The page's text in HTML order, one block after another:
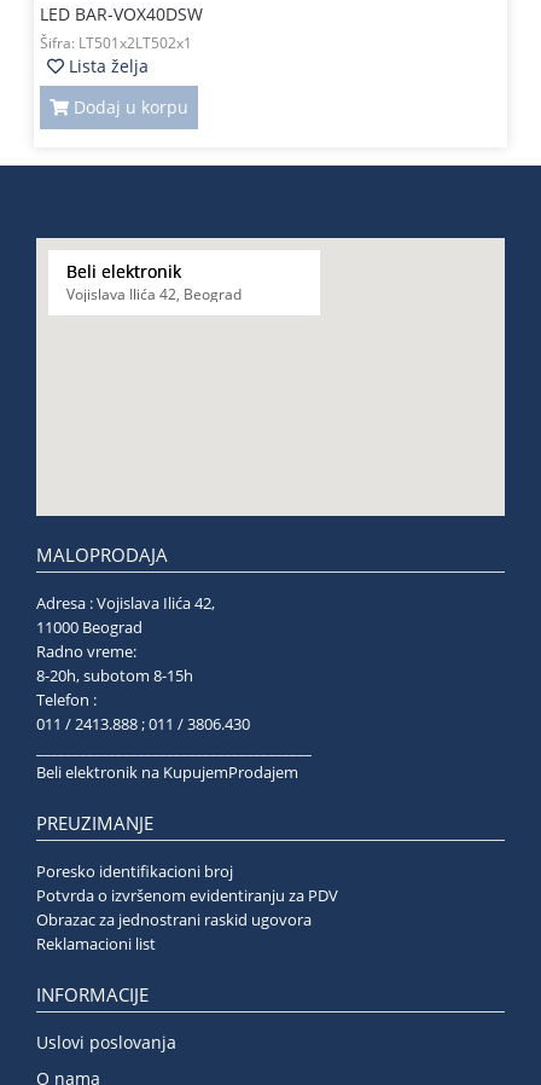
LED BAR-VOX40DSW
Šifra: LT501x2LT502x1
Lista želja
Dodaj u korpu
Beli elektronik
Vojislava Ilića 42, Beograd
MALOPRODAJA
Adresa : Vojislava Ilića 42,
11000 Beograd
Radno vreme:
8-20h, subotom 8-15h
Telefon :
011 / 2413.888 ; 011 / 3806.430
Beli elektronik na KupujemProdajem
PREUZIMANJE
Poresko identifikacioni broj
Potvrda o izvršenom evidentiranju za PDV
Obrazac za jednostrani raskid ugovora
Reklamacioni list
INFORMACIJE
Uslovi poslovanja
O nama